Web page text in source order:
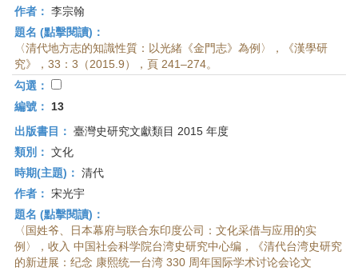
作者： 李宗翰
題名 (點擊閱讀)：
〈清代地方志的知識性質：以光緒《金門志》為例〉，《漢學研
究》，33：3（2015.9），頁 241–274。
勾選：
編號：
13
出版書目： 臺灣史研究文獻類目 2015 年度
類別： 文化
時期(主題)： 清代
作者： 宋光宇
題名 (點擊閱讀)：
〈国姓爷、日本幕府与联合东印度公司：文化采借与应用的实
例〉，收入 中国社会科学院台湾史研究中心编，《清代台湾史研究
的新进展：纪念 康熙统一台湾 330 周年国际学术讨论会论文